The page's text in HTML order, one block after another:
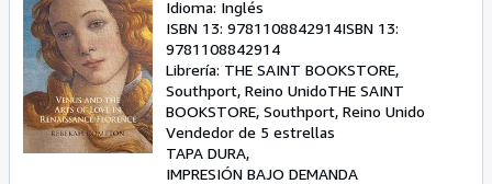
Idioma: Inglés
ISBN 13: 9781108842914ISBN 13:
9781108842914
Librería: THE SAINT BOOKSTORE,
Southport, Reino UnidoTHE SAINT
BOOKSTORE, Southport, Reino Unido
Vendedor de 5 estrellas
TAPA DURA
IMPRESIÓN BAJO DEMANDA